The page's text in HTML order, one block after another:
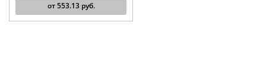
от553.13руб.